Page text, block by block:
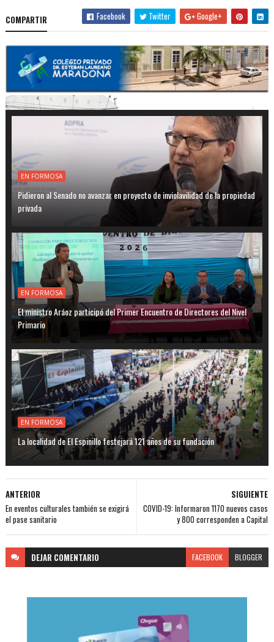
COMPARTIR Facebook Twitter Google+
EN FORMOSA
Pidieron al Senado no avanzar en proyecto de inviolavilidad de la propiedad
privada
EN FORMOSA
El ministro Aráoz participó del Primer Encuentro de Directores del Nivel
Primario
EN FORMOSA
La localidad de El Espinillo festejará 121 años de su fundación
SIGUIENTE
COVID-19: Informaron 1170 nuevos casos
y 800 corresponden a Capital
ANTERIOR
En eventos culturales también se exigirá
el pase sanitario
DEJAR COMENTARIO FACEBOOK BLOGGER